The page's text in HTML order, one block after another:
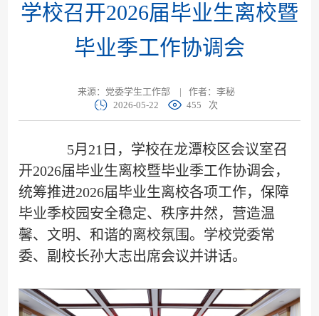
学校召开2026届毕业生离校暨
毕业季工作协调会
来源：党委学生工作部 |
作者：李秘
2026-05-22
455 次
5月21日，学校在龙潭校区会议室召
开2026届毕业生离校暨毕业季工作协调会，
统筹推进2026届毕业生离校各项工作，保障
毕业季校园安全稳定、秩序井然，营造温
馨、文明、和谐的离校氛围。学校党委常
委、副校长孙大志出席会议并讲话。